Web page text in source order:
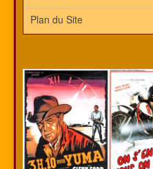
Plan du Site